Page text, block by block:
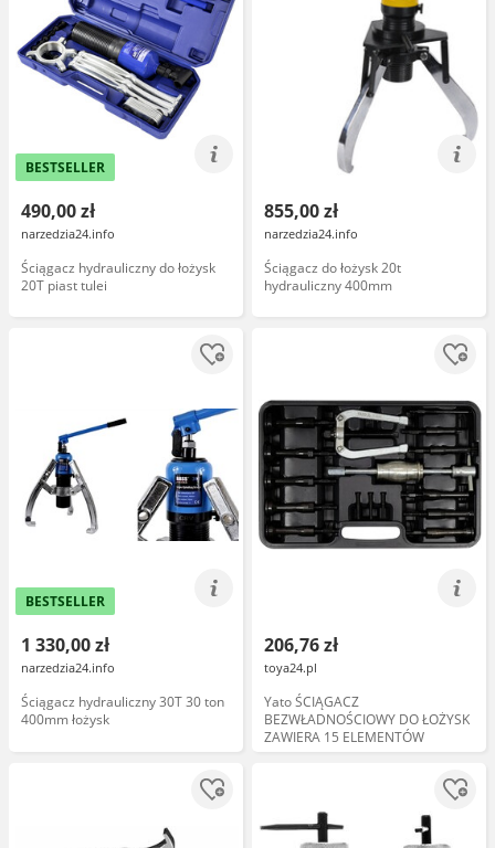
BESTSELLER
490,00 zł
narzedzia24.info
Ściągacz hydrauliczny do łożysk
20T piast tulei
855,00 zł
narzedzia24.info
Ściągacz do łożysk 20t
hydrauliczny 400mm
BESTSELLER
1 330,00 zł
narzedzia24.info
Ściągacz hydrauliczny 30T 30 ton
400mm łożysk
206,76 zł
toya24.pl
Yato ŚCIĄGACZ
BEZWŁADNOŚCIOWY DO ŁOŻYSK
ZAWIERA 15 ELEMENTÓW